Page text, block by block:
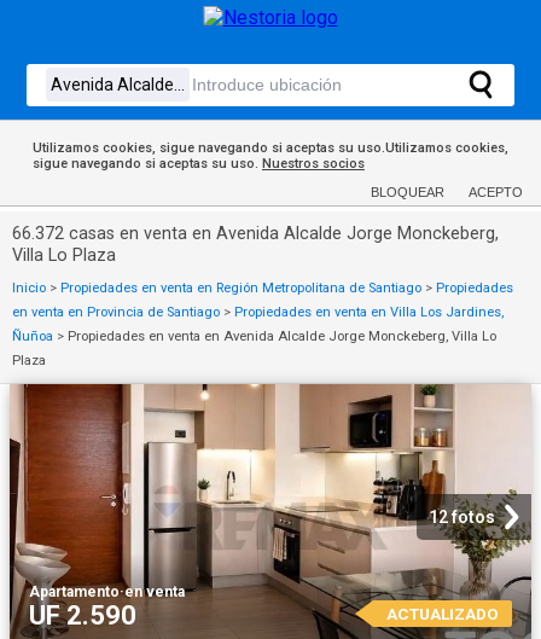
Utilizamos cookies, sigue navegando si aceptas su uso.Utilizamos cookies,
sigue navegando si aceptas su uso. Nuestros socios
BLOQUEAR ACEPTO
66.372 casas en venta en Avenida Alcalde Jorge Monckeberg,
Villa Lo Plaza
Inicio > Propiedades en venta en Región Metropolitana de Santiago > Propiedades
en venta en Provincia de Santiago > Propiedades en venta en Villa Los Jardines,
Ñuñoa > Propiedades en venta en Avenida Alcalde Jorge Monckeberg, Villa Lo
Plaza
12 fotos
Apartamento·en venta
UF 2.590 ACTUALIZADO